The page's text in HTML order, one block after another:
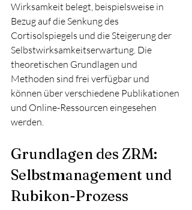
Wirksamkeit belegt, beispielsweise in
Bezug auf die Senkung des
Cortisolspiegels und die Steigerung der
Selbstwirksamkeitserwartung. Die
theoretischen Grundlagen und
Methoden sind frei verfügbar und
können über verschiedene Publikationen
und Online-Ressourcen eingesehen
werden.
Grundlagen des ZRM:
Selbstmanagement und
Rubikon-Prozess